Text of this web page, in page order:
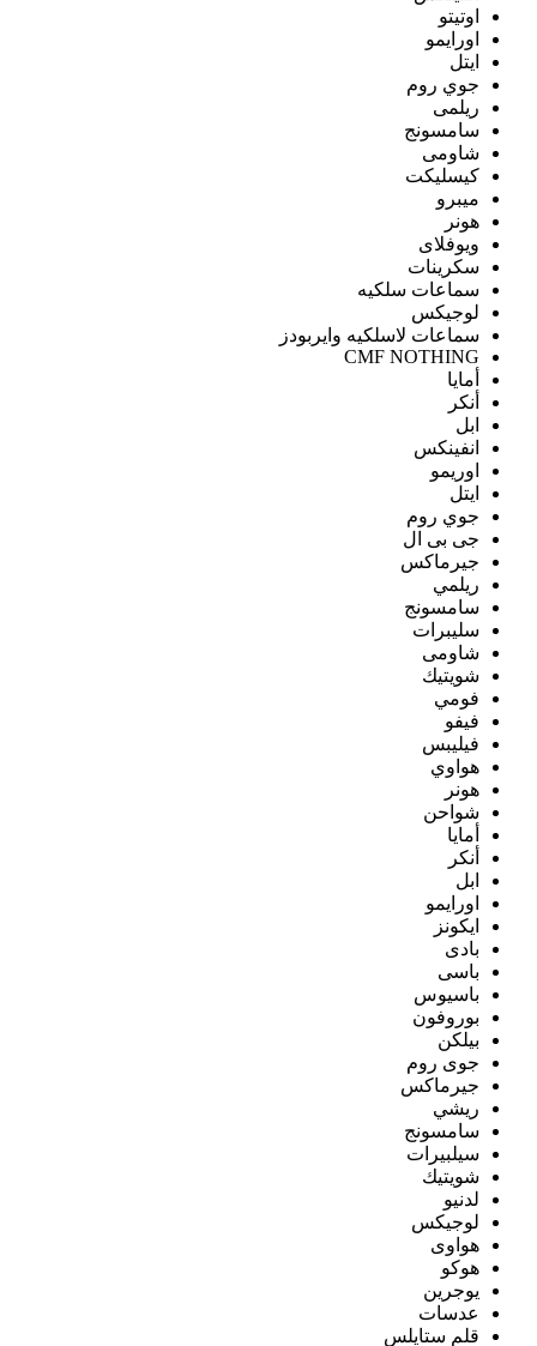
اوتيتو
اورايمو
ايتل
جوي روم
ريلمى
سامسونج
شاومى
كيسليكت
ميبرو
هونر
ويوفلاى
سكرينات
سماعات سلكيه
لوجيكس
سماعات لاسلكيه وايربودز
CMF NOTHING
أمايا
أنكر
ابل
انفينكس
اوريمو
ايتل
جوي روم
جى بى ال
جيرماكس
ريلمي
سامسونج
سليبرات
شاومى
شويتيك
فومي
فيفو
فيليبس
هواوي
هونر
شواحن
أمايا
أنكر
ابل
اورايمو
ايكونز
بادى
باسى
باسيوس
بوروفون
بيلكن
جوى روم
جيرماكس
ريشي
سامسونج
سيلبيرات
شويتيك
لدنيو
لوجيكس
هواوى
هوكو
يوجرين
عدسات
قلم ستايلس